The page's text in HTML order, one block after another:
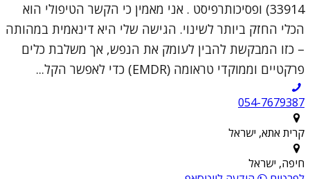
33914) ופסיכותרפיסט . אני מאמין כי הקשר הטיפולי הוא
הכלי החזק ביותר לשינוי. הגישה שלי היא דינאמית במהותה
– כזו המבקשת להבין לעומק את הנפש, אך משלבת כלים
פרקטיים וממוקדי טראומה (EMDR) כדי לאפשר הקל...
054-7679387
קרית אתא, ישראל
חיפה, ישראל